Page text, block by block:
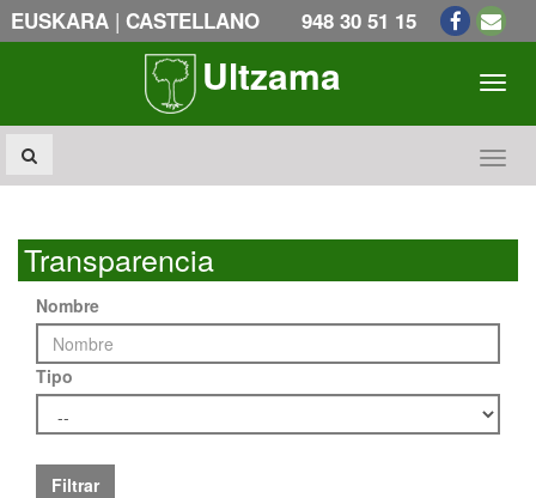
EUSKARA | CASTELLANO 948 30 51 15
Ultzama
Transparencia
Nombre
Tipo
Filtrar